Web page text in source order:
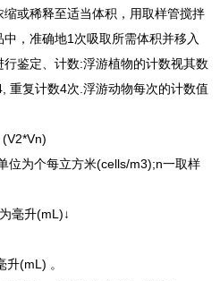
或稀释至适当体积，用取样管搅拌
，准确地1次吸取所需体积并移入
鉴定、计数:浮游植物的计数视其数
重复计数4次.浮游动物每次的计数值
位为个每立方米(cells/m3);n一取样
毫升(mL)↓
(mL) 。